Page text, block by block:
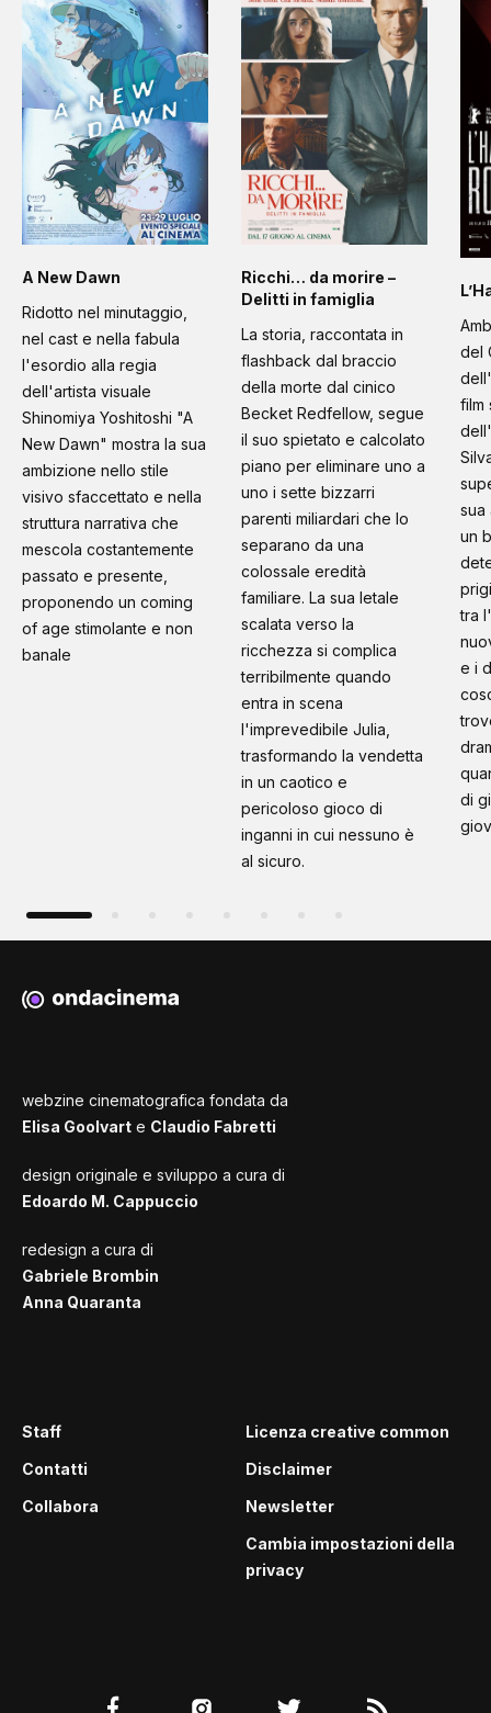
A New Dawn
Ridotto nel minutaggio,
nel cast e nella fabula
l'esordio alla regia
dell'artista visuale
Shinomiya Yoshitoshi "A
New Dawn" mostra la sua
ambizione nello stile
visivo sfaccettato e nella
struttura narrativa che
mescola costantemente
passato e presente,
proponendo un coming
of age stimolante e non
banale
Ricchi… da morire –
Delitti in famiglia
La storia, raccontata in
flashback dal braccio
della morte dal cinico
Becket Redfellow, segue
il suo spietato e calcolato
piano per eliminare uno a
uno i sette bizzarri
parenti miliardari che lo
separano da una
colossale eredità
familiare. La sua letale
scalata verso la
ricchezza si complica
terribilmente quando
entra in scena
l'imprevedibile Julia,
trasformando la vendetta
in un caotico e
pericoloso gioco di
inganni in cui nessuno è
al sicuro.
del
film
sua
un
tra
e i
di
webzine cinematografica fondata da
Elisa Goolvart e Claudio Fabretti
design originale e sviluppo a cura di
Edoardo M. Cappuccio
redesign a cura di
Gabriele Brombin
Anna Quaranta
Staff
Contatti
Collabora
Licenza creative common
Disclaimer
Newsletter
Cambia impostazioni della
privacy